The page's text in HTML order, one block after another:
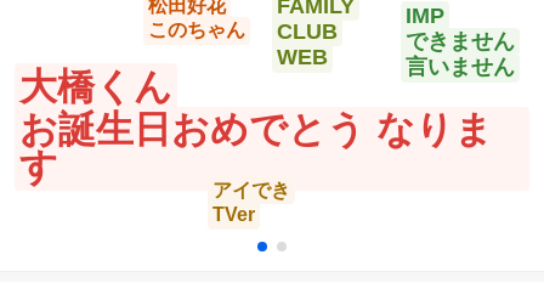
大橋くん
お誕生日おめでとう なりま
す
松田好花
このちゃん
アイでき
TVer
FAMILY
CLUB
WEB
IMP
できません
言いません